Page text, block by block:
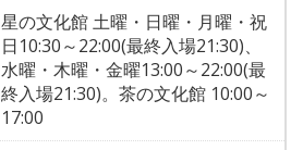
星の文化館 土曜・日曜・月曜・祝
日10:30～22:00(最終入場21:30)、
水曜・木曜・金曜13:00～22:00(最
終入場21:30)。茶の文化館 10:00～
17:00